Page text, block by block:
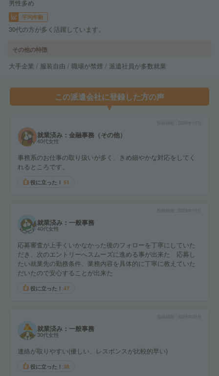
男性多め
平均年齢
30代の方が多く活躍しています。
その他の特徴
大手企業 / 服装自由 / 職場が禁煙 / 派遣社員が多数就業
この派遣会社に登録した方の声
2024年10月
就業済み：金融事務（その他）
40代女性
事務系のお仕事の取り扱いが多く、きめ細やかな対応をしてく
れるところです。
役に立った！ 51
2024年10月
就業済み：一般事務
40代女性
応募審査が上手くいかなかった後のフォローを丁寧にしていた
だき、次のエントリーへスムーズに進める事が出来た 応募し
たい就業先の勤務条件、業務内容を具体的に丁寧に教えていた
だいたので安心することが出来た
役に立った！ 47
2024年09月
就業済み：一般事務
30代女性
連絡が取りやすい(優しい、レスポンスが比較的早い)
役に立った！ 38